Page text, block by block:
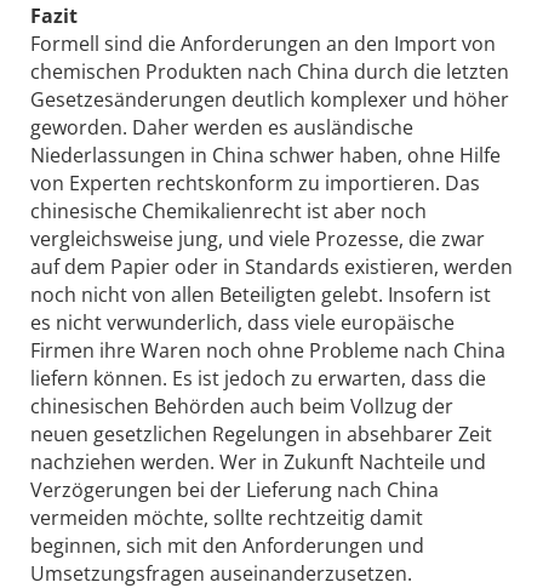
Fazit
Formell sind die Anforderungen an den Import von
chemischen Produkten nach China durch die letzten
Gesetzesänderungen deutlich komplexer und höher
geworden. Daher werden es ausländische
Niederlassungen in China schwer haben, ohne Hilfe
von Experten rechtskonform zu importieren. Das
chinesische Chemikalienrecht ist aber noch
vergleichsweise jung, und viele Prozesse, die zwar
auf dem Papier oder in Standards existieren, werden
noch nicht von allen Beteiligten gelebt. Insofern ist
es nicht verwunderlich, dass viele europäische
Firmen ihre Waren noch ohne Probleme nach China
liefern können. Es ist jedoch zu erwarten, dass die
chinesischen Behörden auch beim Vollzug der
neuen gesetzlichen Regelungen in absehbarer Zeit
nachziehen werden. Wer in Zukunft Nachteile und
Verzögerungen bei der Lieferung nach China
vermeiden möchte, sollte rechtzeitig damit
beginnen, sich mit den Anforderungen und
Umsetzungsfragen auseinanderzusetzen.